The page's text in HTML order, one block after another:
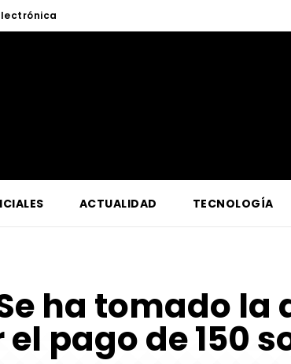
ACTUALIDAD TECNOLOGÍA
ha tomado la
pago de 150